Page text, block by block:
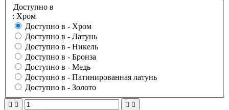
Доступно в
: Хром
Доступно в - Хром
Доступно в - Латунь
Доступно в - Никель
Доступно в - Бронза
Доступно в - Медь
Доступно в - Патинированная латунь
Доступно в - Золото
   